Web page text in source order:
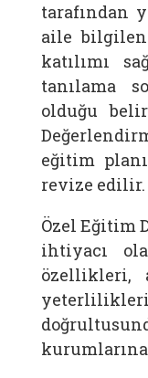
tarafından
aile
katılımı
tanılama
olduğu
eğitim
revize edilir.
Özel Eğitim
ihtiyacı
özellikleri,